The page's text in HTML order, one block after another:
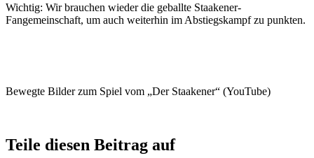
Wichtig: Wir brauchen wieder die geballte Staakener-
Fangemeinschaft, um auch weiterhin im Abstiegskampf zu punkten.
Bewegte Bilder zum Spiel vom „Der Staakener“ (YouTube)
Teile diesen Beitrag auf